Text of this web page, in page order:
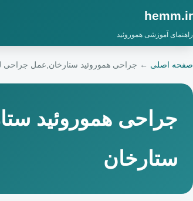
hemm.ir
راهنمای آموزشی هموروئید
صفحه اصلی ← جراحی هموروئید ستارخان,عمل جراحی
جراحی هموروئید
ستارخان